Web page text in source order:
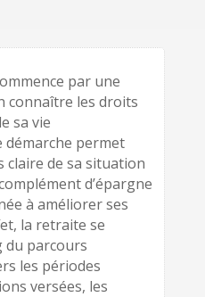
par une
connaître les droits
sa vie
démarche permet
claire de sa situation
d’épargne
à améliorer ses
la retraite se
parcours
les périodes
versées, les